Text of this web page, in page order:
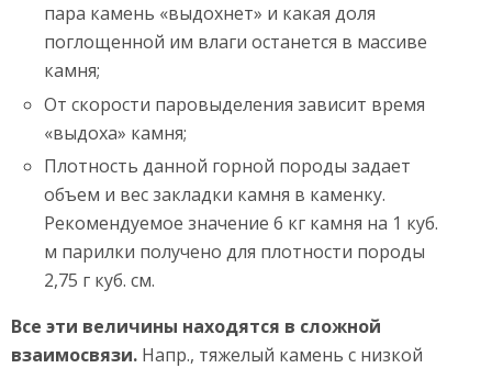
пара камень «выдохнет» и какая доля
поглощенной им влаги останется в массиве
камня;
От скорости паровыделения зависит время
«выдоха» камня;
Плотность данной горной породы задает
объем и вес закладки камня в каменку.
Рекомендуемое значение 6 кг камня на 1 куб.
м парилки получено для плотности породы
2,75 г куб. см.
Все эти величины находятся в сложной
взаимосвязи. Напр., тяжелый камень с низкой